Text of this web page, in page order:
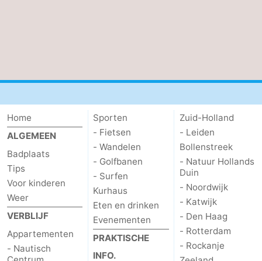
Home
ALGEMEEN
Badplaats
Tips
Voor kinderen
Weer
VERBLIJF
Appartementen
- Nautisch
Sporten
- Fietsen
- Wandelen
- Golfbanen
- Surfen
Kurhaus
Eten en drinken
Evenementen
PRAKTISCHE
INFO.
Zuid-Holland
- Leiden
Bollenstreek
- Natuur Hollands
Duin
- Noordwijk
- Katwijk
- Den Haag
- Rotterdam
- Rockanje